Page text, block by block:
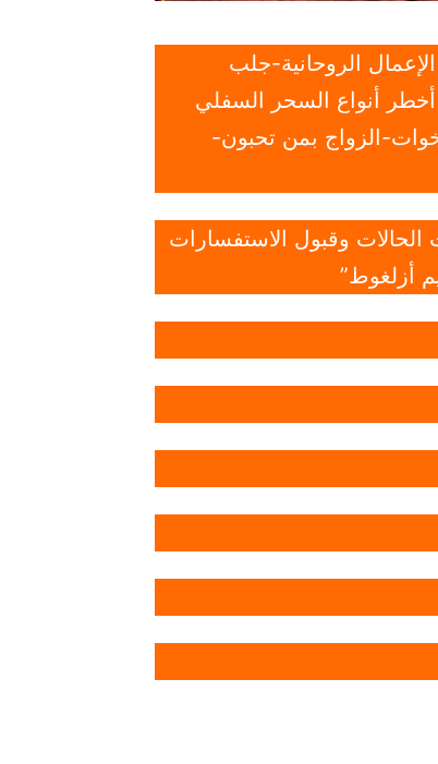
الروحانية-جلب
أنواع السحر السفلي
الزواج بمن تحبون-
الحالات وقبول الاستفسارات
أزلغوط”